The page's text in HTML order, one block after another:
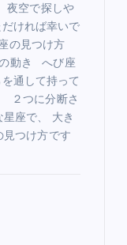
夜空で探しや
ければ幸いで
の見つけ方
動き へび座
通して持って
２つに分断さ
座で、 大き
つけ方です